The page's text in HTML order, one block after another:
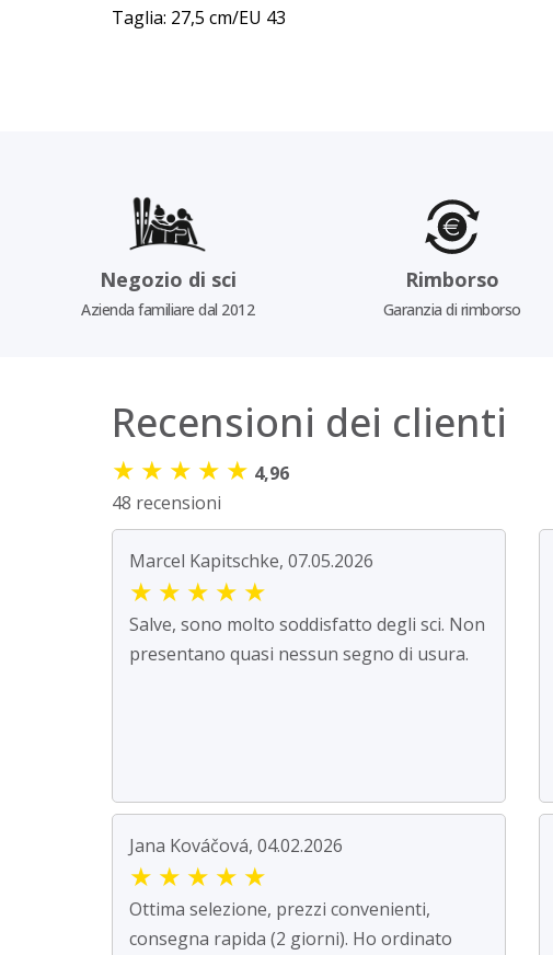
Taglia: 27,5 cm/EU 43
Negozio di sci
Azienda familiare dal 2012
Rimborso
Garanzia di rimborso
Recensioni dei clienti
★ ★ ★ ★ ★ 4,96
48 recensioni
Marcel Kapitschke, 07.05.2026
★ ★ ★ ★ ★
Salve, sono molto soddisfatto degli sci. Non
presentano quasi nessun segno di usura.
Jana Kováčová, 04.02.2026
★ ★ ★ ★ ★
Ottima selezione, prezzi convenienti,
consegna rapida (2 giorni). Ho ordinato